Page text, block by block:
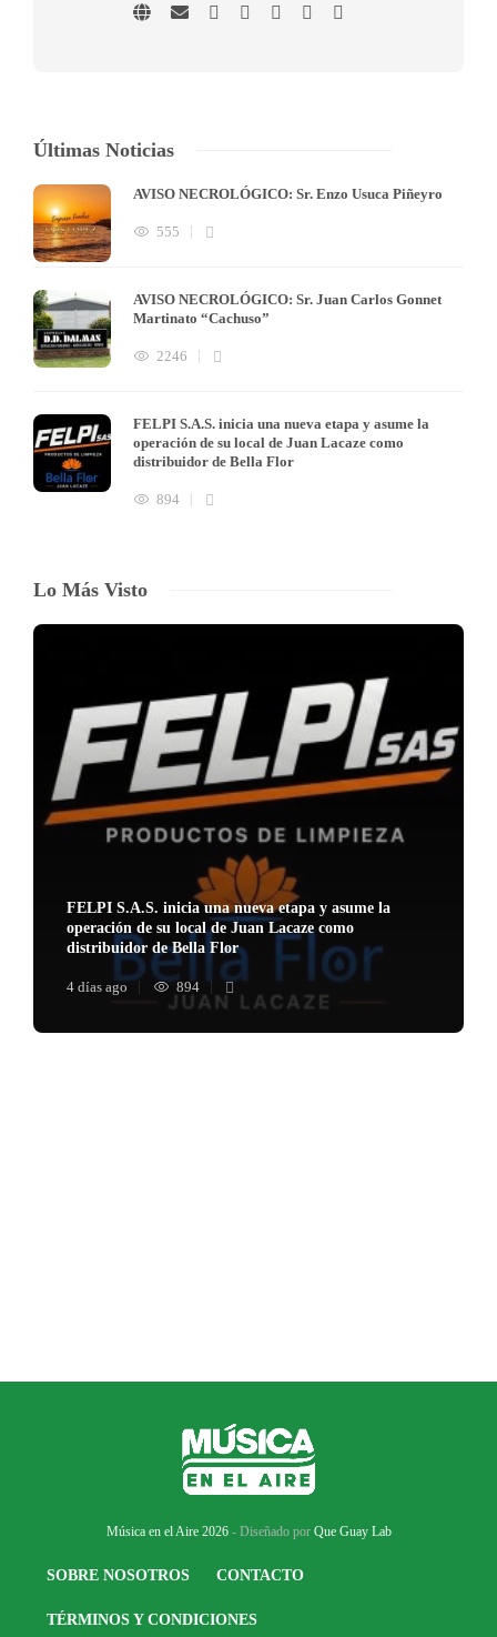
Últimas Noticias
AVISO NECROLÓGICO: Sr. Enzo Usuca Piñeyro
555
AVISO NECROLÓGICO: Sr. Juan Carlos Gonnet
Martinato “Cachuso”
2246
FELPI S.A.S. inicia una nueva etapa y asume la
operación de su local de Juan Lacaze como
distribuidor de Bella Flor
894
Lo Más Visto
FELPI S.A.S. inicia una nueva etapa y asume la
operación de su local de Juan Lacaze como
distribuidor de Bella Flor
4 días ago 894
Música en el Aire 2026- Diseñado por Que Guay Lab
SOBRE NOSOTROS CONTACTO
TÉRMINOS Y CONDICIONES